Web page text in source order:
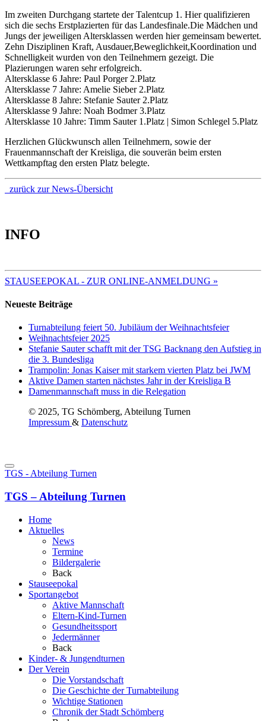
Im zweiten Durchgang startete der Talentcup 1. Hier qualifizieren
sich die sechs Erstplazierten für das Landesfinale.Die Mädchen und
Jungs der jeweiligen Altersklassen werden hier gemeinsam bewertet.
Zehn Disziplinen Kraft, Ausdauer,Beweglichkeit,Koordination und
Schnelligkeit wurden von den Teilnehmern gezeigt. Die
Plazierungen waren sehr erfolgreich.
Altersklasse 6 Jahre: Paul Porger 2.Platz
Altersklasse 7 Jahre: Amelie Sieber 2.Platz
Altersklasse 8 Jahre: Stefanie Sauter 2.Platz
Altersklasse 9 Jahre: Noah Bodmer 3.Platz
Altersklasse 10 Jahre: Timm Sauter 1.Platz | Simon Schlegel 5.Platz
Herzlichen Glückwunsch allen Teilnehmern, sowie der
Frauenmannschaft der Kreisliga, die souverän beim ersten
Wettkampftag den ersten Platz belegte.
zurück zur News-Übersicht
INFO
STAUSEEPOKAL - ZUR ONLINE-ANMELDUNG »
Neueste Beiträge
Turnabteilung feiert 50. Jubiläum der Weihnachtsfeier
Weihnachtsfeier 2025
Stefanie Sauter schafft mit der TSG Backnang den Aufstieg in
die 3. Bundesliga
Trampolin: Jonas Kaiser mit starkem vierten Platz bei JWM
Aktive Damen starten nächstes Jahr in der Kreisliga B
Damenmannschaft muss in die Relegation
© 2025, TG Schömberg, Abteilung Turnen
Impressum & Datenschutz
TGS - Abteilung Turnen
TGS – Abteilung Turnen
Home
Aktuelles
News
Termine
Bildergalerie
Back
Stauseepokal
Sportangebot
Aktive Mannschaft
Eltern-Kind-Turnen
Gesundheitssport
Jedermänner
Back
Kinder- & Jungendturnen
Der Verein
Die Vorstandschaft
Die Geschichte der Turnabteilung
Wichtige Stationen
Chronik der Stadt Schömberg